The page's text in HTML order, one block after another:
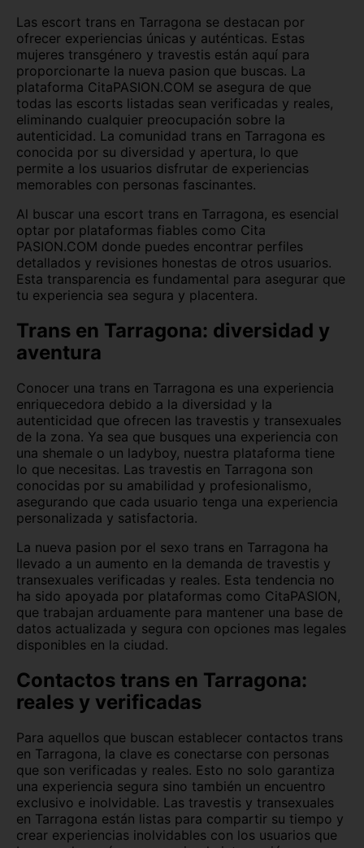
Lugo Madrid
Málaga Melilla
Murcia Navarra
Ourense Palencia
Pontevedra Salamanca
Soria Tenerife
Teruel Toledo
Valencia Valladolid
Vizcaya Zamora
Las escort trans en Tarragona se destacan por
ofrecer experiencias únicas y auténticas. Estas
mujeres transgénero y travestis están aquí para
proporcionarte la nueva pasion que buscas. La
plataforma CitaPASION.COM se asegura de que
todas las escorts listadas sean verificadas y reales,
eliminando cualquier preocupación sobre la
autenticidad. La comunidad trans en Tarragona es
conocida por su diversidad y apertura, lo que
permite a los usuarios disfrutar de experiencias
memorables con personas fascinantes.
Al buscar una escort trans en Tarragona, es esencial
optar por plataformas fiables como Cita
PASION.COM donde puedes encontrar perfiles
detallados y revisiones honestas de otros usuarios.
Esta transparencia es fundamental para asegurar que
tu experiencia sea segura y placentera.
Trans en Tarragona: diversidad y
aventura
Conocer una trans en Tarragona es una experiencia
enriquecedora debido a la diversidad y la
autenticidad que ofrecen las travestis y transexuales
de la zona. Ya sea que busques una experiencia con
una shemale o un ladyboy, nuestra plataforma tiene
lo que necesitas. Las travestis en Tarragona son
conocidas por su amabilidad y profesionalismo,
asegurando que cada usuario tenga una experiencia
personalizada y satisfactoria.
La nueva pasion por el sexo trans en Tarragona ha
llevado a un aumento en la demanda de travestis y
transexuales verificadas y reales. Esta tendencia no
ha sido apoyada por plataformas como CitaPASION,
que trabajan arduamente para mantener una base de
datos actualizada y segura con opciones mas legales
disponibles en la ciudad.
Contactos trans en Tarragona:
reales y verificadas
Para aquellos que buscan establecer contactos trans
en Tarragona, la clave es conectarse con personas
que son verificadas y reales. Esto no solo garantiza
una experiencia segura sino también un encuentro
exclusivo e inolvidable. Las travestis y transexuales
en Tarragona están listas para compartir su tiempo y
crear experiencias inolvidables con los usuarios que